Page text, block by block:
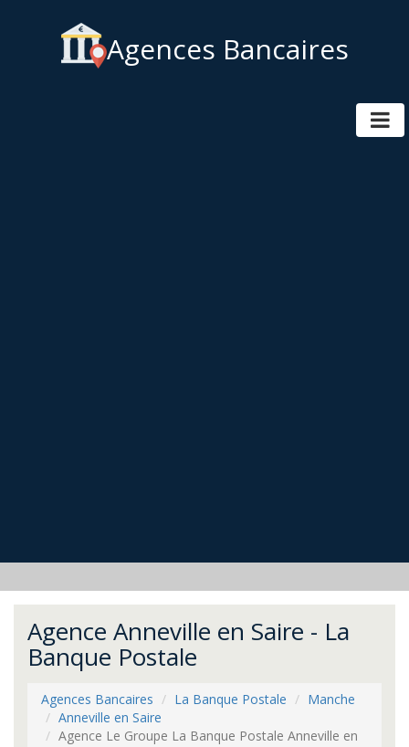
Agences Bancaires
Agence Anneville en Saire - La
Banque Postale
Agences Bancaires La Banque Postale
Manche
Anneville en Saire
Agence Le Groupe La Banque Postale Anneville en